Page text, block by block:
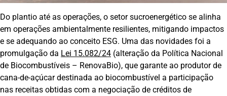
Do plantio até as operações, o setor sucroenergético se alinha
em operações ambientalmente resilientes, mitigando impactos
e se adequando ao conceito ESG. Uma das novidades foi a
promulgação da Lei 15.082/24 (alteração da Política Nacional
de Biocombustíveis – RenovaBio), que garante ao produtor de
cana-de-açúcar destinada ao biocombustível a participação
nas receitas obtidas com a negociação de créditos de